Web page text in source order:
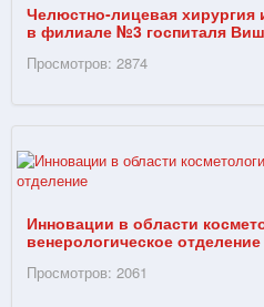
Челюстно-лицевая хирургия
в филиале №3 госпиталя
Просмотров: 2874
Инновации в области
венерологическое отделение
Просмотров: 2061